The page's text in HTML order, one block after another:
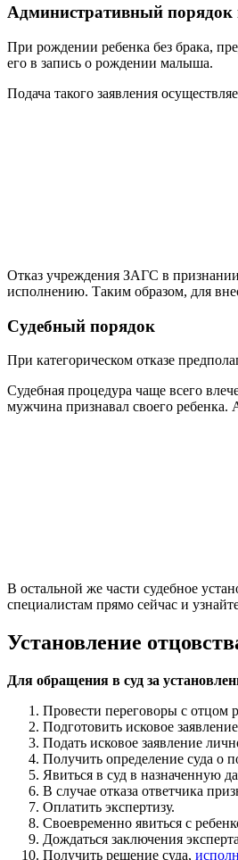
Административный порядок
При рождении ребенка без брака,
его в запись о рождении малыша.
Подача такого заявления
Отказ учреждения ЗАГС в
исполнению. Таким образом, для
Судебный порядок
При категорическом отказе
Судебная процедура чаще всего
мужчина признавал своего ребенка.
В остальной же части судебное
специалистам прямо сейчас и
Установление
Для обращения в суд за
Провести переговоры с отцом
Подготовить исковое
Подать исковое заявление
Получить определение суда о
Явиться в суд в назначенную
В случае отказа ответчика
Оплатить экспертизу.
Своевременно явиться с
Дождаться заключения
Получить решение суда,